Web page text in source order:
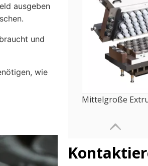
ausgeben
und
wie